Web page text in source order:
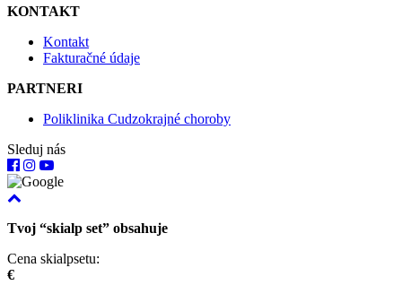
KONTAKT
Kontakt
Fakturačné údaje
PARTNERI
Poliklinika Cudzokrajné choroby
Sleduj nás
Tvoj “skialp set” obsahuje
Cena skialpsetu:
€